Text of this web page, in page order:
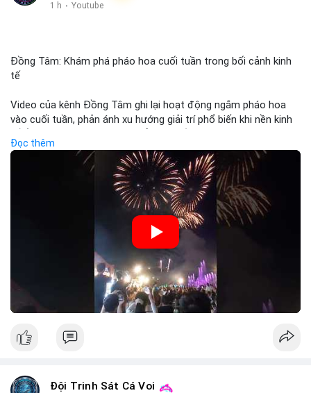
1 h · Youtube
Đồng Tâm: Khám phá pháo hoa cuối tuần trong bối cảnh kinh
tế
Video của kênh Đồng Tâm ghi lại hoạt động ngắm pháo hoa
vào cuối tuần, phản ánh xu hướng giải trí phổ biến khi nền kinh
trải nghiệm hơn là đầu tư vào tài sản vật chất. Trong bối cảnh
lãi suất ổn định và thị trường crypto ổn định, hoạt động giải trí
như vậy thường tăng trưởng khi người dân có khả năng chi tiêu.
Tuy nhiên, sự ưu tiên giải trí có thể ảnh hưởng đến tỷ lệ tiết
kiệm hoặc đầu tư vào crypto nếu người tiêu dùng chuyển
🎥 Xem video trực tiếp tại:
Nguồn: Đồng Tâm
Đọc thêm
Đội Trinh Sát Cá Voi